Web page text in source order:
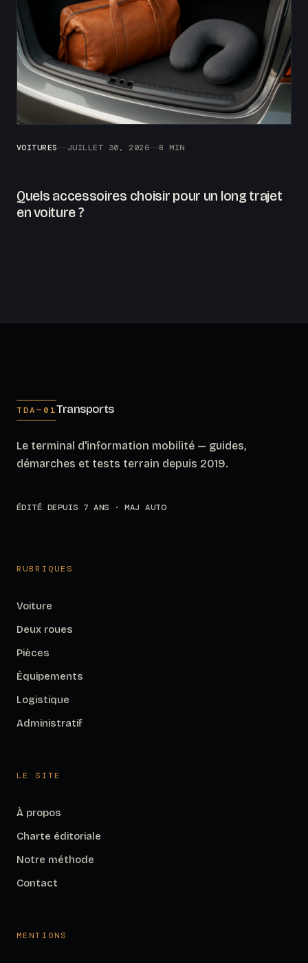
VOITURES JUILLET 30, 2026 8 MIN
Quels accessoires choisir pour un long trajet
en voiture ?
TDA—01Transports
Le terminal d'information mobilité — guides,
démarches et tests terrain depuis 2019.
ÉDITÉ DEPUIS 7 ANS · MAJ AUTO
RUBRIQUES
Voiture
Deux roues
Pièces
Équipements
Logistique
Administratif
LE SITE
À propos
Charte éditoriale
Notre méthode
Contact
MENTIONS